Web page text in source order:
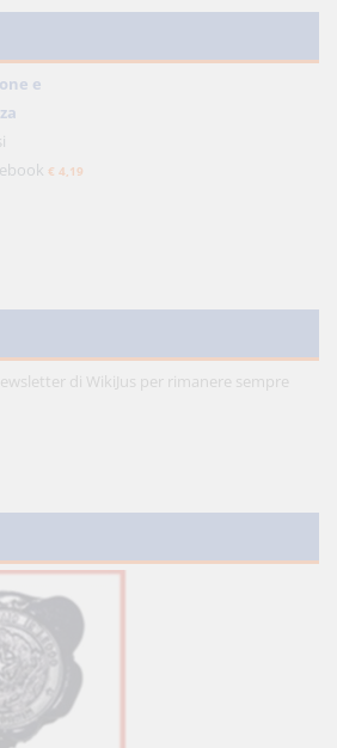
e
€ 4,19
di WikiJus per rimanere sempre